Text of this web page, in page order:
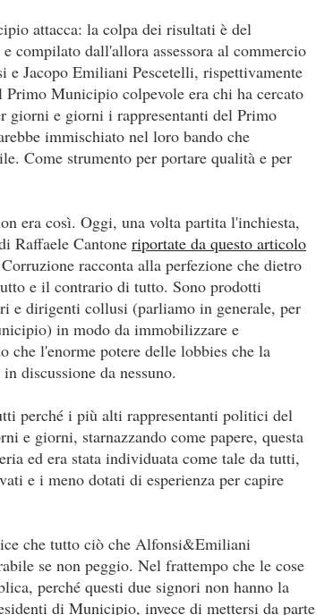
attacca: la colpa dei risultati è del
compilato dall'allora assessora al commercio
Jacopo Emiliani Pescetelli, rispettivamente
Primo Municipio colpevole era chi ha cercato
giorni e giorni i rappresentanti del Primo
immischiato nel loro bando che
Come strumento per portare qualità e per
era così. Oggi, una volta partita l'inchiesta,
Raffaele Cantone riportate da questo articolo
racconta alla perfezione che dietro
e il contrario di tutto. Sono prodotti
e dirigenti collusi (parliamo in generale, per
in modo da immobilizzare e
che l'enorme potere delle lobbies che la
discussione da nessuno.
perché i più alti rappresentanti politici del
e giorni, starnazzando come papere, questa
ed era stata individuata come tale da tutti,
e i meno dotati di esperienza per capire
che tutto ciò che Alfonsi&Emiliani
se non peggio. Nel frattempo che le cose
perché questi due signori non hanno la
di Municipio, invece di mettersi da parte